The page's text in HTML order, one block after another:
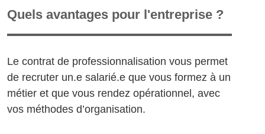
Quels avantages pour l'entreprise ?
Le contrat de professionnalisation vous permet
de recruter un.e salarié.e que vous formez à un
métier et que vous rendez opérationnel, avec
vos méthodes d’organisation.